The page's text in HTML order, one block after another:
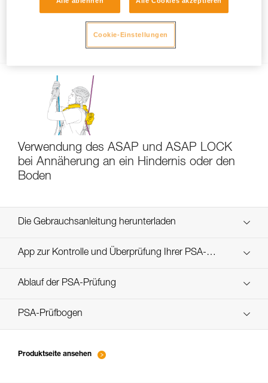
Verwendung von ASAP und ASAP LOCK
bei starkem Wind
Verwendung des ASAP und ASAP LOCK
bei Annäherung an ein Hindernis oder den
Boden
Die Gebrauchsanleitung herunterladen
Technical Notice
App zur Kontrolle und Überprüfung Ihrer PSA-
Bestände Entdecken Sie ePPEcentre
Ablauf der PSA-Prüfung
verif-EPI-ASAP-LOCK-procedure-DE
PSA-Prüfbogen
Produktseite ansehen
Cookie-Einstellungen